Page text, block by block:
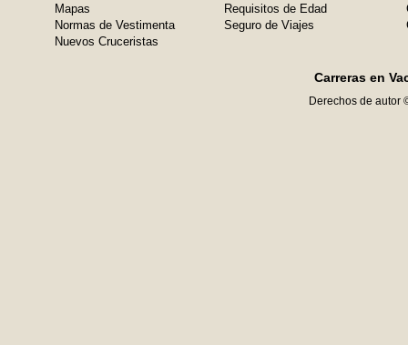
Mapas
Normas de Vestimenta
Nuevos Cruceristas
Requisitos de Edad
Seguro de Viajes
Carreras en
Derechos de autor